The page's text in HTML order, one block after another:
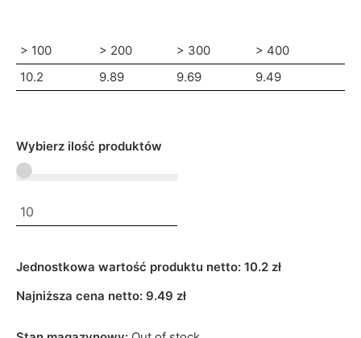
> 100 > 200 > 300
> 400
10.2
9.89 9.69 9.49
Wybierz ilość produktów
Jednostkowa wartość produktu netto: 10.2 zł
Najniższa cena netto: 9.49 zł